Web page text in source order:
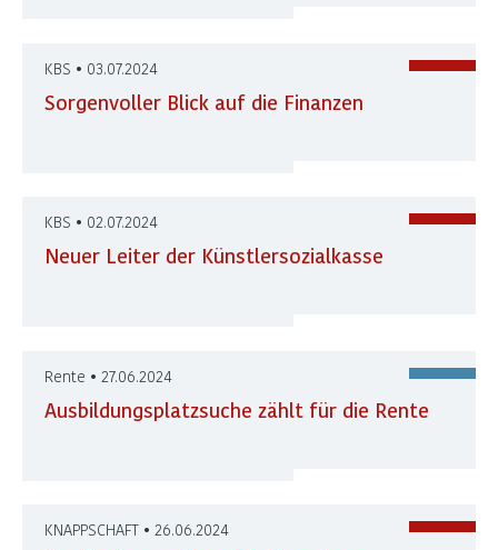
KBS • 03.07.2024
Sorgenvoller Blick auf die Finanzen
KBS • 02.07.2024
Neuer Leiter der Künstlersozialkasse
Rente • 27.06.2024
Ausbildungsplatzsuche zählt für die Rente
KNAPPSCHAFT • 26.06.2024